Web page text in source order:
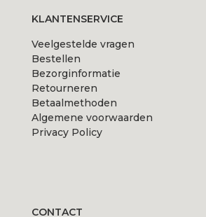
KLANTENSERVICE
Veelgestelde vragen
Bestellen
Bezorginformatie
Retourneren
Betaalmethoden
Algemene voorwaarden
Privacy Policy
CONTACT